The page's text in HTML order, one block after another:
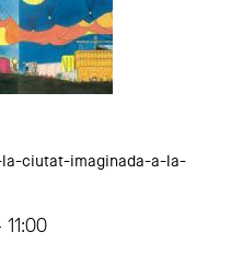
ciutat-imaginada-a-la-